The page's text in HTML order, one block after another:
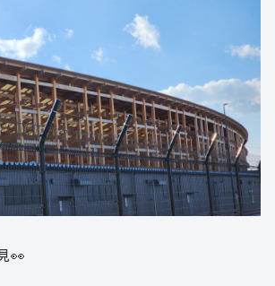
👀